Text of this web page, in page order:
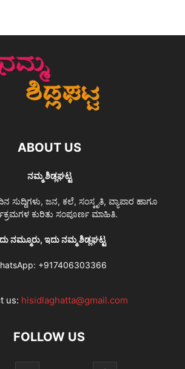
ABOUT US
ನಮ್ಮ ಶಿಡ್ಲಘಟ್ಟ
ಸುದ್ದಿಗಳು, ಜನ, ಕಲೆ, ಸಂಸ್ಕೃತಿ, ವ್ಯಾಪಾರ ಹಾಗೂ
ಕುರಿತು ಸಂಪೂರ್ಣ ಮಾಹಿತಿ.
ನಮ್ಮೂರು, ಇದು ನಮ್ಮ ಶಿಡ್ಲಘಟ್ಟ
+917406303366
us: hisidlaghatta@gmail.com
FOLLOW US